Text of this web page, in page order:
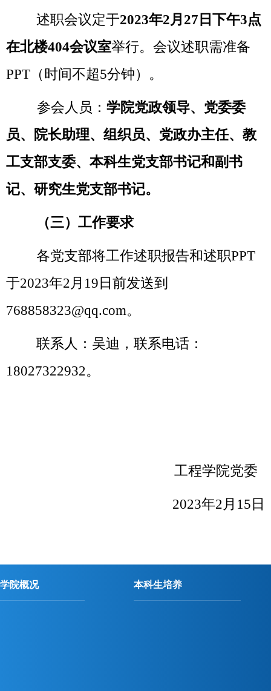
述职会议定于2023年2月 27日下午3点
在北楼404会议室举行。 会议述职需准备
PPT（时间不超5分钟）。
参会人员： 学院党政领导、党委委
员、院长助理、组织员、党政办主任、教
工支部支委、本科生党支部书记和副书
记、研究生党支部书记。
（三）工作要求
各党支部将工作述职报告和述职PPT
于2023年2 月 19 日前发送到
768858323@qq.com。
联系人： 吴迪 ，联系电话：
18027322932。
工程学院党委
2023年2 月15 日
学院概况 本科生培养